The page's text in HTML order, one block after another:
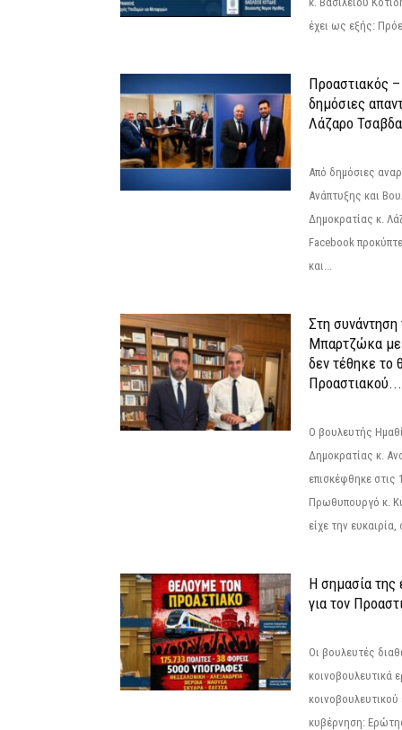
έχει ως εξής:
Προαστιακός
δημόσιες
Λάζαρο
Από δημόσιες
Ανάπτυξης και
Δημοκρατίας κ.
Facebook
και...
Στη
Μπαρτζώκα
δεν τέθηκε το
Προαστιακού...
Ο βουλευτής
Δημοκρατίας κ.
επισκέφθηκε στις
Πρωθυπουργό κ.
είχε την
Η σημασία της
για τον
Οι βουλευτές
κοινοβουλευτικά
κυβέρνηση: